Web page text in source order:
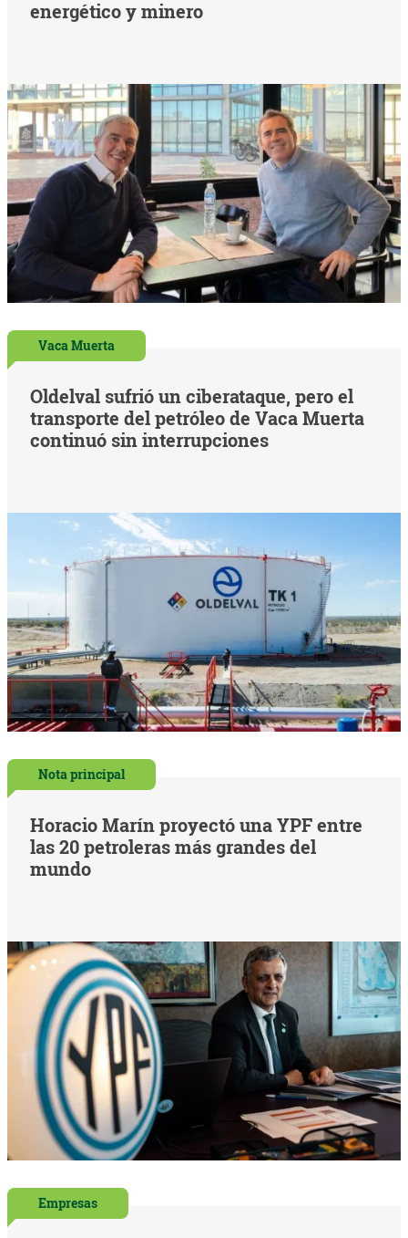
energético y minero
Vaca Muerta
Oldelval sufrió un ciberataque, pero el
transporte del petróleo de Vaca Muerta
continuó sin interrupciones
Nota principal
Horacio Marín proyectó una YPF entre
las 20 petroleras más grandes del
mundo
Empresas